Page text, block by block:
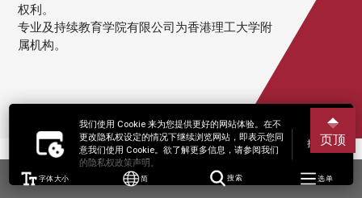
我们使用 Cookie 来为您提供更好的网站体验。在不
更改隐私权设定的情况下继续浏览网站，即表示您同
意我们使用 Cookie。欲了解更多信息，请参阅我们
的隐私权政策声明。
接受
字体大小 简 搜索 选单
权利。
专业及持续教育学院有限公司为香港理工大学附
属机构。
页顶